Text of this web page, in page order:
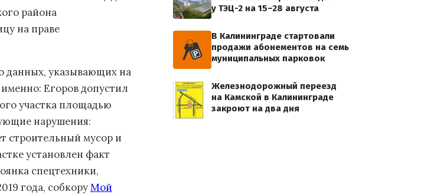
района
на праве
данных, указывающих на
Егоров допустил
участка площадью
нарушения:
строительный мусор и
установлен факт
спецтехники,
года, собкоруМой
у ТЭЦ-2 на 15–28 августа
В Калининграде стартовали
продажи абонементов на семь
муниципальных парковок
Железнодорожный переезд
на Камской в Калининграде
закроют на два дня